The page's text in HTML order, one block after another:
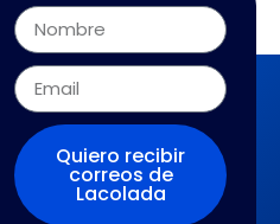
Quiero recibir
correos de
Lacolada